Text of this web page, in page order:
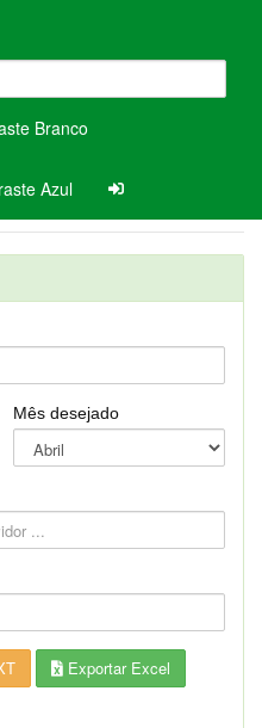
Branco
Azul
Mês desejado
Exportar Excel